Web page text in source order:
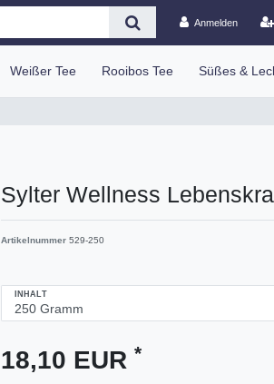
Anmelden
Weißer Tee Rooibos Tee Süßes &
Sylter Wellness
Artikelnummer 529-250
INHALT
18,10 EUR *